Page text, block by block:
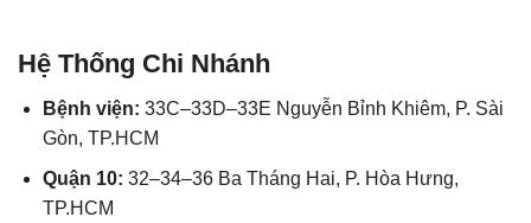
Hệ Thống Chi Nhánh
Bệnh viện: 33C–33D–33E Nguyễn Bỉnh Khiêm, P. Sài
Gòn, TP.HCM
Quận 10: 32–34–36 Ba Tháng Hai, P. Hòa Hưng,
TP.HCM